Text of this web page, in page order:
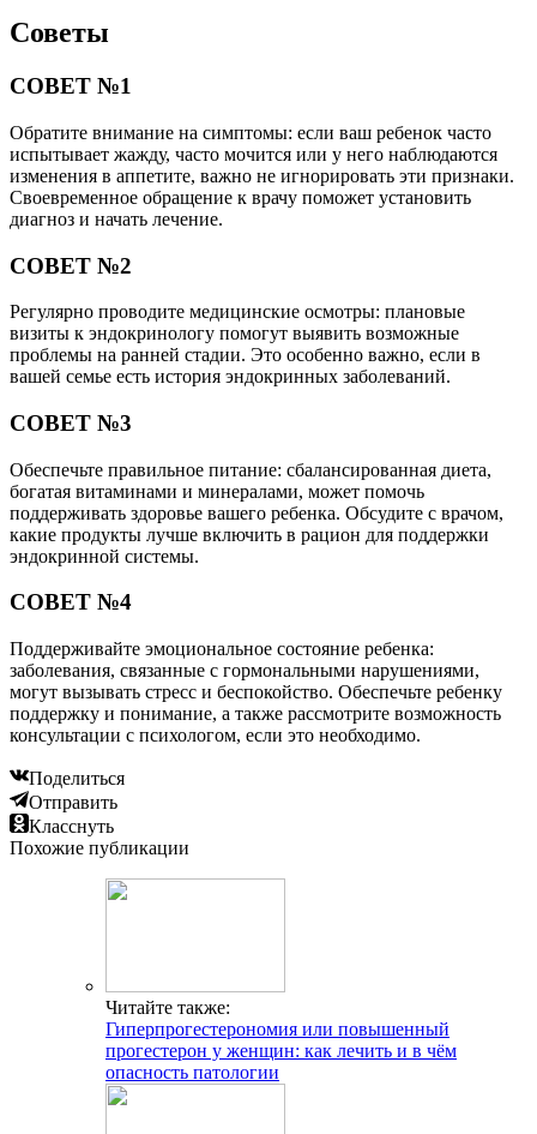
Советы
СОВЕТ №1
Обратите внимание на симптомы: если ваш ребенок часто
испытывает жажду, часто мочится или у него наблюдаются
изменения в аппетите, важно не игнорировать эти признаки.
Своевременное обращение к врачу поможет установить
диагноз и начать лечение.
СОВЕТ №2
Регулярно проводите медицинские осмотры: плановые
визиты к эндокринологу помогут выявить возможные
проблемы на ранней стадии. Это особенно важно, если в
вашей семье есть история эндокринных заболеваний.
СОВЕТ №3
Обеспечьте правильное питание: сбалансированная диета,
богатая витаминами и минералами, может помочь
поддерживать здоровье вашего ребенка. Обсудите с врачом,
какие продукты лучше включить в рацион для поддержки
эндокринной системы.
СОВЕТ №4
Поддерживайте эмоциональное состояние ребенка:
заболевания, связанные с гормональными нарушениями,
могут вызывать стресс и беспокойство. Обеспечьте ребенку
поддержку и понимание, а также рассмотрите возможность
консультации с психологом, если это необходимо.
Поделиться
Отправить
Класснуть
Похожие публикации
Читайте также:
Гиперпрогестерономия или повышенный
прогестерон у женщин: как лечить и в чём
опасность патологии